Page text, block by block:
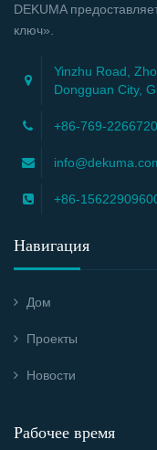
DEKUMA
ключ».
Yinzhu Road,
Dongguan City,
+86-769-
+86-
Навигация
Дом
Проекты
Новости
Рабочее время